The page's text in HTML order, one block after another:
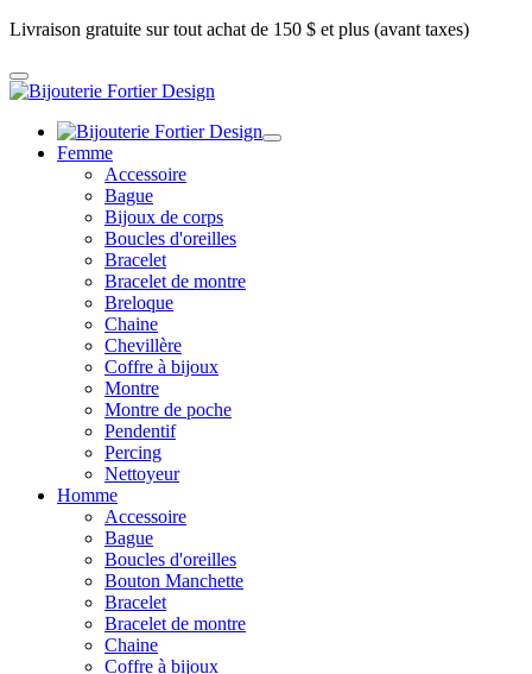
Livraison gratuite sur tout achat de 150 $ et plus (avant taxes)
Femme
Accessoire
Bague
Bijoux de corps
Boucles d'oreilles
Bracelet
Bracelet de montre
Breloque
Chaine
Chevillère
Coffre à bijoux
Montre
Montre de poche
Pendentif
Percing
Nettoyeur
Homme
Accessoire
Bague
Boucles d'oreilles
Bouton Manchette
Bracelet
Bracelet de montre
Chaine
Coffre à bijoux